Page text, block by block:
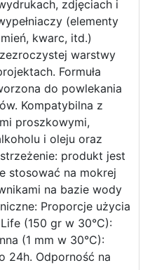
zdjęciach i
(elementy
kwarc, itd.)
warstwy
Formuła
do powlekania
Kompatybilna z
proszkowymi,
i oleju oraz
produkt jest
stosować na mokrej
na bazie wody
Proporcje użycia
(150 gr w 30°C):
(1 mm w 30°C):
24h. Odporność na